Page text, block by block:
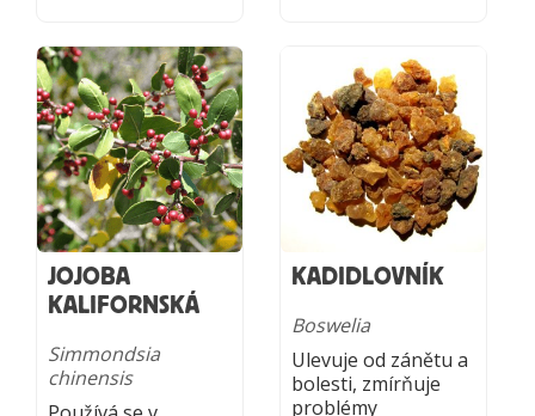
JOJOBA
KALIFORNSKÁ
Simmondsia
chinensis
KADIDLOVNÍK
Boswelia
Ulevuje od zánětu a
bolesti, zmírňuje
problémy